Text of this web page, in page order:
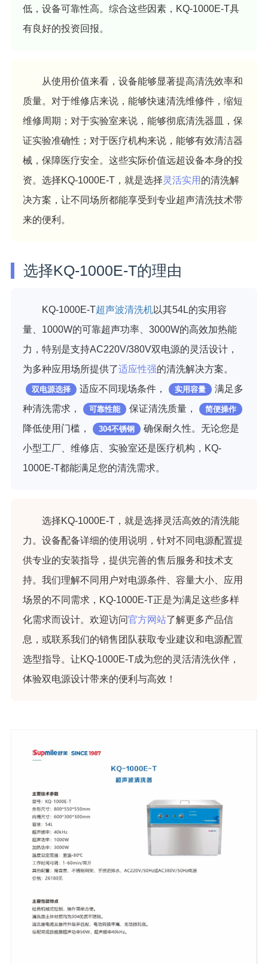
低，设备可靠性高。综合这些因素，KQ-1000E-T具
有良好的投资回报。
从使用价值来看，设备能够显著提高清洗效率和
质量。对于维修店来说，能够快速清洗维修件，缩短
维修周期；对于实验室来说，能够彻底清洗器皿，保
证实验准确性；对于医疗机构来说，能够有效清洁器
械，保障医疗安全。这些实际价值远超设备本身的投
资。选择KQ-1000E-T，就是选择灵活实用 的清洗解
决方案，让不同场所都能享受到专业超声清洗技术带
来的便利。
选择KQ-1000E-T的理由
KQ-1000E-T超声波清洗机以其54L的实用容
量、1000W的可靠超声功率、3000W的高效加热能
力，特别是支持AC220V/380V双电源的灵活设计，
为多种应用场所提供了适应性强的清洗解决方案。
双电源选择 适应不同现场条件， 实用容量
满足多
种清洗需求，
可靠性能 保证清洗质量， 简便操作
降低使用门槛， 304不锈钢
确保耐久性。无论您是
小型工厂、维修店、实验室还是医疗机构，KQ-
1000E-T都能满足您的清洗需求。
选择KQ-1000E-T，就是选择灵活高效的清洗能
力。设备配备详细的使用说明，针对不同电源配置提
供专业的安装指导，提供完善的售后服务和技术支
持。我们理解不同用户对电源条件、容量大小、应用
场景的不同需求，KQ-1000E-T正是为满足这些多样
化需求而设计。欢迎访问官方网站了解更多产品信
息，或联系我们的销售团队获取专业建议和电源配置
选型指导。让KQ-1000E-T成为您的灵活清洗伙伴，
体验双电源设计带来的便利与高效！